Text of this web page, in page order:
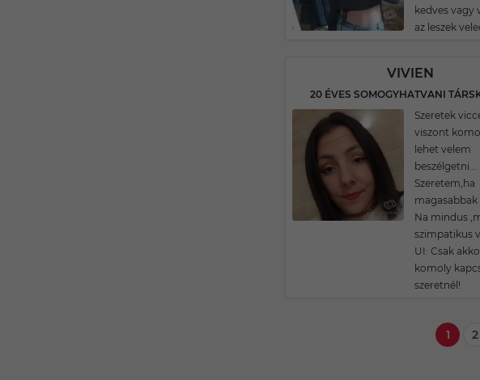
kedves vagy
az leszek
VIVIEN
Szeretek
viszont
lehet velem
beszélgetni...
Szeretem,ha
magasabbak
Na mindus
szimpatikus
UI: Csak
komoly
szeretnél!
1 2